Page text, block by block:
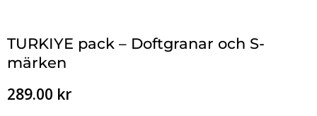
TURKIYE pack – Doftgranar och S-
märken
289.00 kr